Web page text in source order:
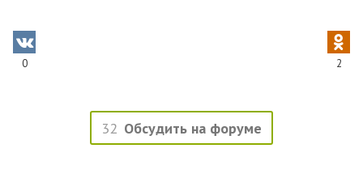
0 2
32 Обсудить на форуме